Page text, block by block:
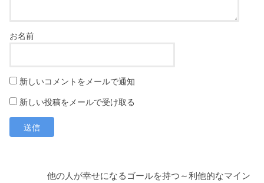
新しいコメントをメールで通知
新しい投稿をメールで受け取る
他の人が幸せになるゴールを持つ～利他的なマイン